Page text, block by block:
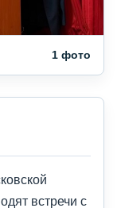
1 фото
встречи с